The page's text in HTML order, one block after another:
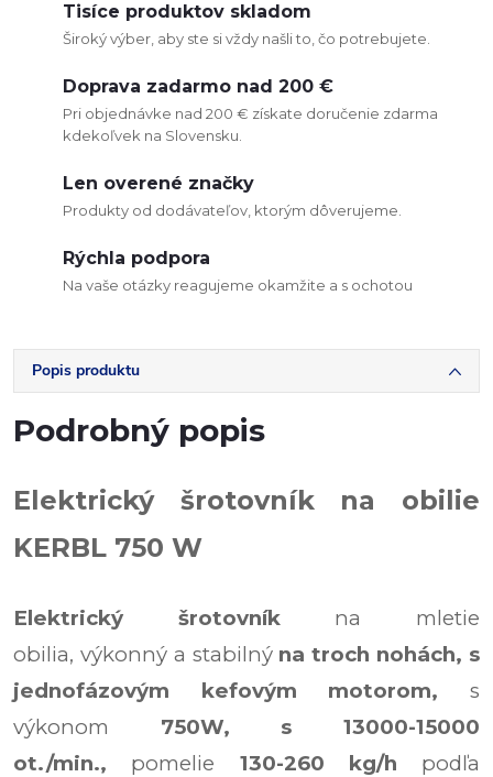
Tisíce produktov skladom
Široký výber, aby ste si vždy našli to, čo potrebujete.
Doprava zadarmo nad 200 €
Pri objednávke nad 200 € získate doručenie zdarma
kdekoľvek na Slovensku.
Len overené značky
Produkty od dodávateľov, ktorým dôverujeme.
Rýchla podpora
Na vaše otázky reagujeme okamžite a s ochotou
Popis produktu
Podrobný popis
Elektrický šrotovník na obilie
KERBL 750 W
Elektrický šrotovníkna mletie
obilia, výkonný a stabilný na troch nohách, s
jednofázovým kefovým motorom, s
výkonom 750W, s 13000-15000
ot./min., pomelie 130-260 kg/h podľa